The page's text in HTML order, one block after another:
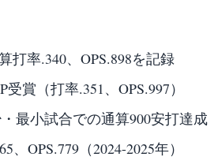
打率.340、OPS.898を記録
賞（打率.351、OPS.997）
最小試合での通算900安打達成
、OPS.779（2024-2025年）